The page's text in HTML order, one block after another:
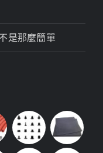
是那麼簡單